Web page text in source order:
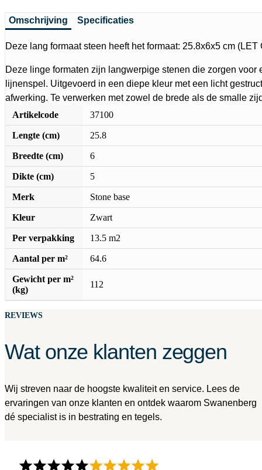
Omschrijving Specificaties
Deze lang formaat steen heeft het formaat: 25.8x6x5 cm
Deze linge formaten zijn langwerpige stenen die zorgen voor
lijnenspel. Uitgevoerd in een diepe kleur met een licht
afwerking. Te verwerken met zowel de brede als de smalle
Artikelcode
37100
Lengte (cm) 25.8
Breedte (cm) 6
Dikte (cm) 5
Merk Stone base
Kleur Zwart
Per verpakking 13.5 m2
Aantal per m² 64.6
Gewicht per m²
(kg)
112
REVIEWS
Wat onze klanten zeggen
Wij streven naar de hoogste kwaliteit en service. Lees de
ervaringen van onze klanten en ontdek waarom Swanenberg
dé specialist is in bestrating en tegels.